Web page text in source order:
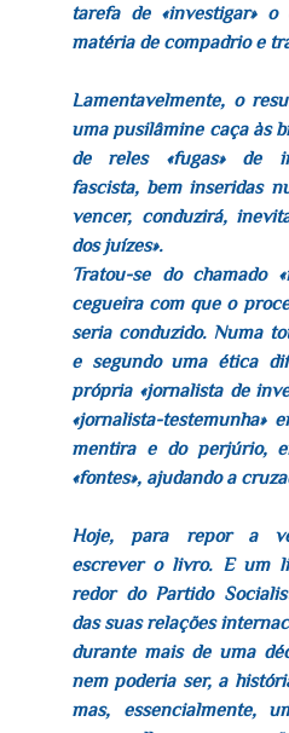
tarefa de «investigar» o
matéria de compadrio e
Lamentavelmente, o
uma pusilâmine caça às
de reles «fugas» de
fascista, bem inseridas
vencer, conduzirá,
dos juízes».
Tratou-se do chamado
cegueira com que o
seria conduzido. Numa
e segundo uma ética
própria «jornalista de
«jornalista-testemunha»
mentira e do perjúrio,
«fontes», ajudando a
Hoje, para repor a
escrever o livro. E um
redor do Partido
das suas relações
durante mais de uma
nem poderia ser, a
mas, essencialmente,